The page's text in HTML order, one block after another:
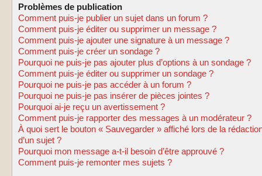
Problèmes de publication
Comment puis-je publier un sujet dans un forum ?
Comment puis-je éditer ou supprimer un message ?
Comment puis-je ajouter une signature à un message ?
Comment puis-je créer un sondage ?
Pourquoi ne puis-je pas ajouter plus d’options à un sondage ?
Comment puis-je éditer ou supprimer un sondage ?
Pourquoi ne puis-je pas accéder à un forum ?
Pourquoi ne puis-je pas insérer de pièces jointes ?
Pourquoi ai-je reçu un avertissement ?
Comment puis-je rapporter des messages à un modérateur ?
À quoi sert le bouton « Sauvegarder » affiché lors de la
d’un sujet ?
Pourquoi mon message a-t-il besoin d’être approuvé ?
Comment puis-je remonter mes sujets ?